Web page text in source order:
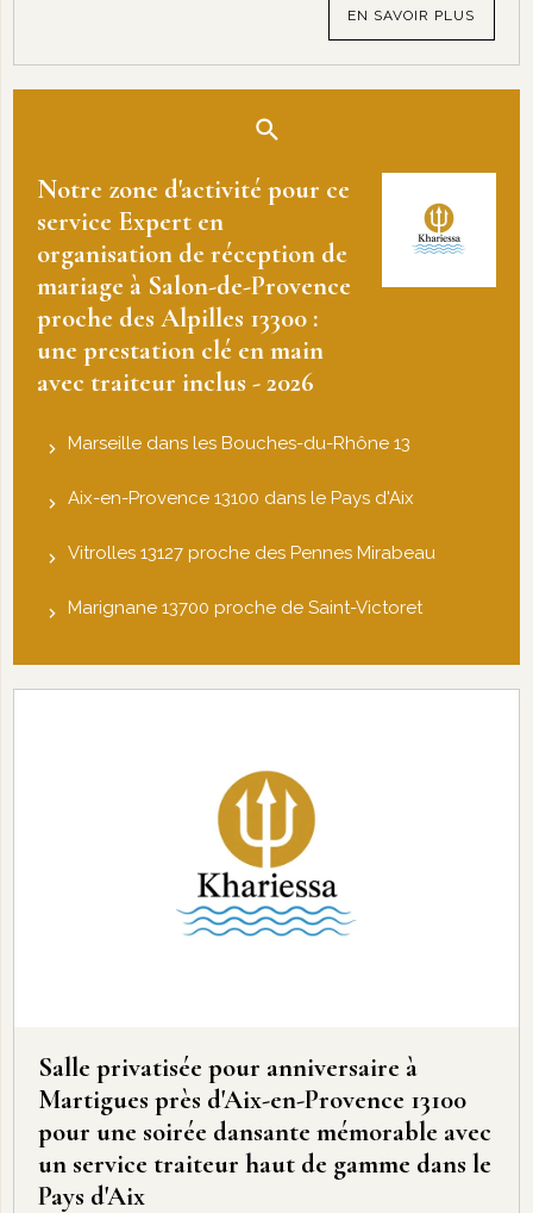
EN SAVOIR PLUS
Notre zone d'activité pour ce
service Expert en
organisation de réception de
mariage à Salon-de-Provence
proche des Alpilles 13300 :
une prestation clé en main
avec traiteur inclus - 2026
Marseille dans les Bouches-du-Rhône 13
Aix-en-Provence 13100 dans le Pays d'Aix
Vitrolles 13127 proche des Pennes Mirabeau
Marignane 13700 proche de Saint-Victoret
Salle privatisée pour anniversaire à
Martigues près d'Aix-en-Provence 13100
pour une soirée dansante mémorable avec
un service traiteur haut de gamme dans le
Pays d'Aix